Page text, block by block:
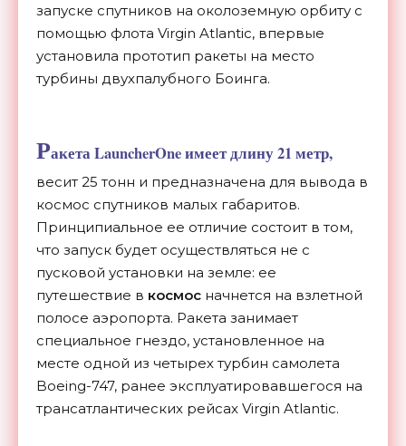
запуске спутников на околоземную орбиту с
помощью флота Virgin Atlantic, впервые
установила прототип ракеты на место
турбины двухпалубного Боинга.
Ракета LauncherOne имеет длину 21 метр,
весит 25 тонн и предназначена для вывода в
космос спутников малых габаритов.
Принципиальное ее отличие состоит в том,
что запуск будет осуществляться не с
пусковой установки на земле: ее
путешествие в космос начнется на взлетной
полосе аэропорта. Ракета занимает
специальное гнездо, установленное на
месте одной из четырех турбин самолета
Boeing-747, ранее эксплуатировавшегося на
трансатлантических рейсах Virgin Atlantic.